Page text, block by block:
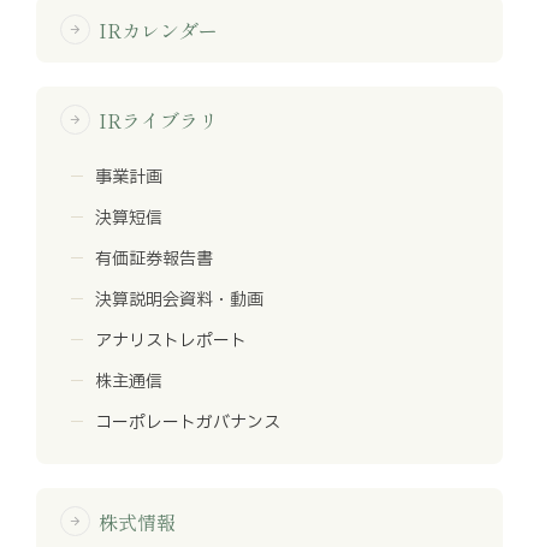
arrow_forward IRカレンダー
arrow_forward IRライブラリ
事業計画
決算短信
有価証券報告書
決算説明会資料・動画
アナリストレポート
株主通信
コーポレートガバナンス
arrow_forward 株式情報